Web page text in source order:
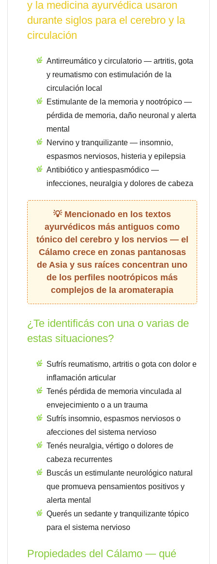
y la medicina ayurvédica usaron
durante siglos para el cerebro y la
circulación
Antirreumático y circulatorio — artritis, gota
y reumatismo con estimulación de la
circulación local
Estimulante de la memoria y nootrópico —
pérdida de memoria, daño neuronal y alerta
mental
Nervino y tranquilizante — insomnio,
espasmos nerviosos, histeria y epilepsia
Antibiótico y antiespasmódico —
infecciones, neuralgia y dolores de cabeza
Mencionado en los textos
ayurvédicos más antiguos como
tónico del cerebro y los nervios — el
Cálamo crece en zonas pantanosas
de Asia y sus raíces concentran uno
de los perfiles nootrópicos más
complejos de la aromaterapia
¿Te identificás con una o varias de
estas situaciones?
Sufrís reumatismo, artritis o gota con dolor e
inflamación articular
Tenés pérdida de memoria vinculada al
envejecimiento o a un trauma
Sufrís insomnio, espasmos nerviosos o
afecciones del sistema nervioso
Tenés neuralgia, vértigo o dolores de
cabeza recurrentes
Buscás un estimulante neurológico natural
que promueva pensamientos positivos y
alerta mental
Querés un sedante y tranquilizante tópico
para el sistema nervioso
Propiedades del Cálamo — qué